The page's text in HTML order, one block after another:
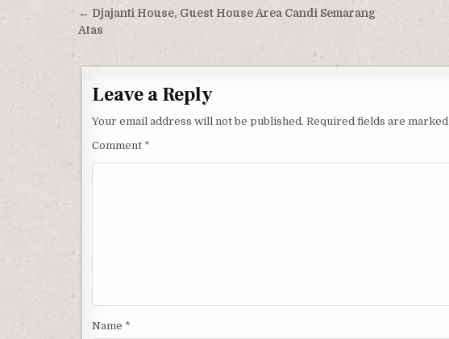
Post navigation
← Djajanti House, Guest House Area Candi Semarang
Atas
Leave a Reply
Your email address will not be published. Required fields are marked
Comment *
Name *